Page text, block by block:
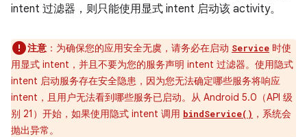
intent 过滤器，则只能使用显式 intent 启动该 activity。
注意 ：为确保您的应用安全无虞，请务必在启动 Service 时使
用显式 intent，并且不要为您的服务声明 intent 过滤器。使用隐式
intent 启动服务存在安全隐患，因为您无法确定哪些服务将响应
intent，且用户无法看到哪些服务已启动。从 Android 5.0（API 级
别 21）开始，如果使用隐式 intent 调用 bindService() ，系统会
抛出异常。